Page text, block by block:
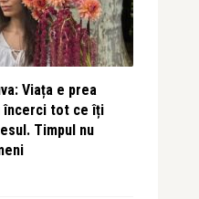
Viața e prea
încerci tot ce îți
Timpul nu